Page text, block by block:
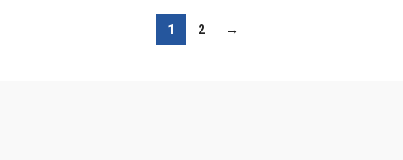
1 2 →